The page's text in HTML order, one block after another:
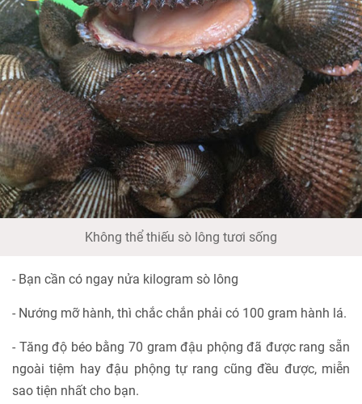
Không thể thiếu sò lông tươi sống
- Bạn cần có ngay nửa kilogram sò lông
- Nướng mỡ hành, thì chắc chắn phải có 100 gram hành lá.
- Tăng độ béo bằng 70 gram đậu phộng đã được rang sẵn
ngoài tiệm hay đậu phộng tự rang cũng đều được, miễn
sao tiện nhất cho bạn.